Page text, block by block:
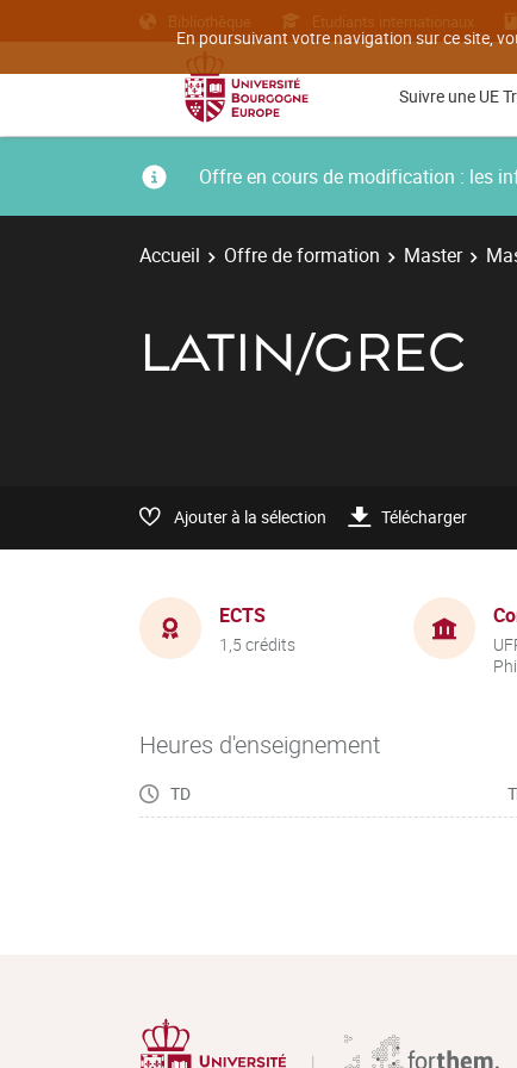
En poursuivant votre navigation sur ce site,
Bibliothèque Etudiants internationaux
Suivre une UE
Offre en cours de modification : les
Accueil Offre de formation Master
LATIN/GREC
Ajouter à la sélection Télécharger
ECTS
1,5 crédits
Heures d'enseignement
TD